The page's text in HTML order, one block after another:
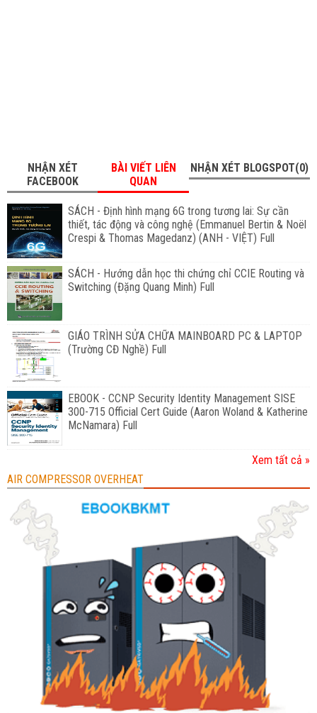
NHẬN XÉT
FACEBOOK
BÀI VIẾT LIÊN
QUAN
NHẬN XÉT BLOGSPOT(0)
SÁCH - Định hình mạng 6G trong tương lai: Sự cần
thiết, tác động và công nghệ (Emmanuel Bertin & Noël
Crespi & Thomas Magedanz) (ANH - VIỆT) Full
SÁCH - Hướng dẫn học thi chứng chỉ CCIE Routing và
Switching (Đặng Quang Minh) Full
GIÁO TRÌNH SỬA CHỮA MAINBOARD PC & LAPTOP
(Trường CĐ Nghề) Full
EBOOK - CCNP Security Identity Management SISE
300-715 Official Cert Guide (Aaron Woland & Katherine
McNamara) Full
Xem tất cả »
AIR COMPRESSOR OVERHEAT